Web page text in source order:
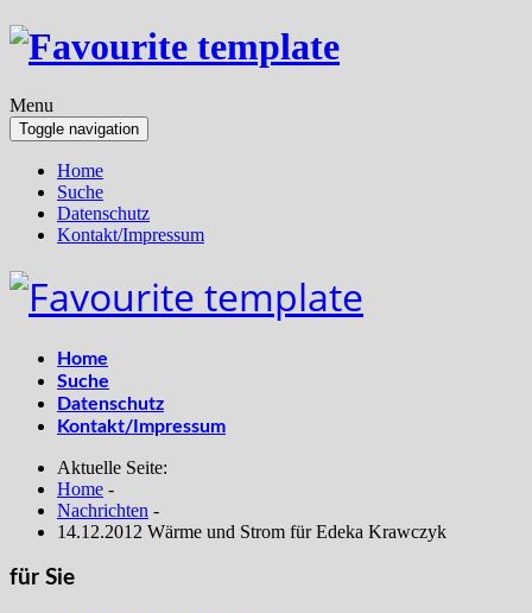
Menu
Toggle navigation
Home
Suche
Datenschutz
Kontakt/Impressum
Home
Suche
Datenschutz
Kontakt/Impressum
Aktuelle Seite:
Home -
Nachrichten -
14.12.2012 Wärme und Strom für Edeka Krawczyk
für Sie